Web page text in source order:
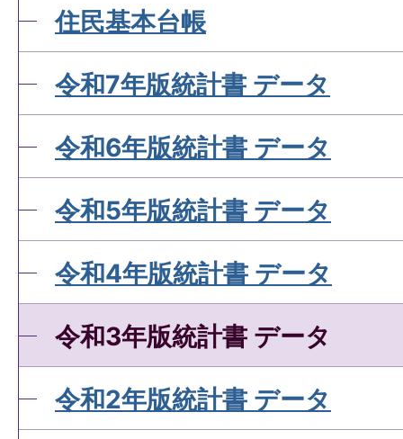
住民基本台帳
令和7年版統計書 データ
令和6年版統計書 データ
令和5年版統計書 データ
令和4年版統計書 データ
令和3年版統計書 データ
令和2年版統計書 データ